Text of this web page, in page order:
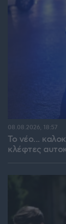
Το νέο...
κλέφτες
08.08.2026, 18:57